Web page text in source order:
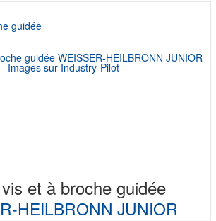
guidée
et à broche guidée
HEILBRONN JUNIOR